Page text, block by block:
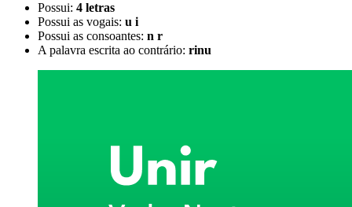
Possui: 4 letras
Possui as vogais: u i
Possui as consoantes: n r
A palavra escrita ao contrário: rinu